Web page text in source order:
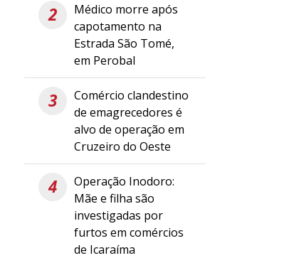
2
Médico morre após
capotamento na
Estrada São Tomé,
em Perobal
3
Comércio clandestino
de emagrecedores é
alvo de operação em
Cruzeiro do Oeste
4
Operação Inodoro:
Mãe e filha são
investigadas por
furtos em comércios
de Icaraíma